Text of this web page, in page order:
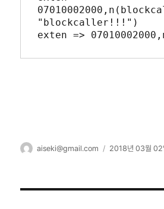
"blockcaller!!!")
exten =>
글
aiseki@gmail.com
작
2018년 03월 02